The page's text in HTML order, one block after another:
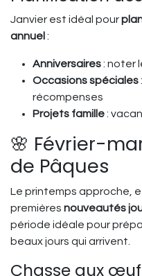
Janvier est idéal pour
annuel :
Anniversaires: noter
Occasions spéciales
récompenses
Projets famille:
🌸 Février-
de Pâques
Le printemps approche,
premières nouveautés
période idéale pour
beaux jours qui arrivent.
Chasse aux